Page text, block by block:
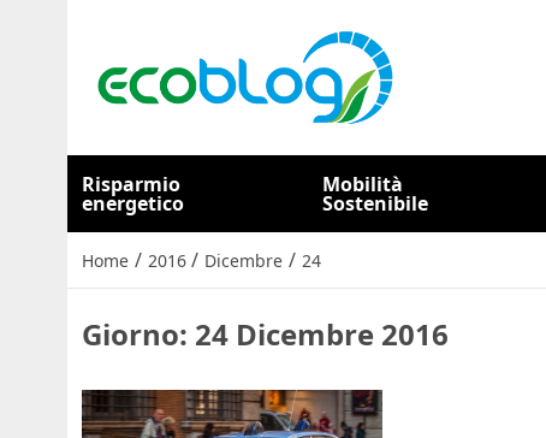
Risparmio
energetico
Mobilità
Sostenibile
Home / 2016 / Dicembre / 24
Giorno: 24 Dicembre 2016